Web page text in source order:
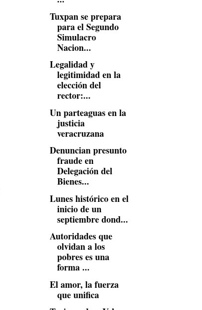
Tuxpan se prepara
para el Segundo
Simulacro
Nacion...
Legalidad y
legitimidad en la
elección del
rector:...
Un parteaguas en la
justicia
veracruzana
Denuncian presunto
fraude en
Delegación del
Bienes...
Lunes histórico en el
inicio de un
septiembre dond...
Autoridades que
olvidan a los
pobres es una
forma ...
El amor, la fuerza
que unifica